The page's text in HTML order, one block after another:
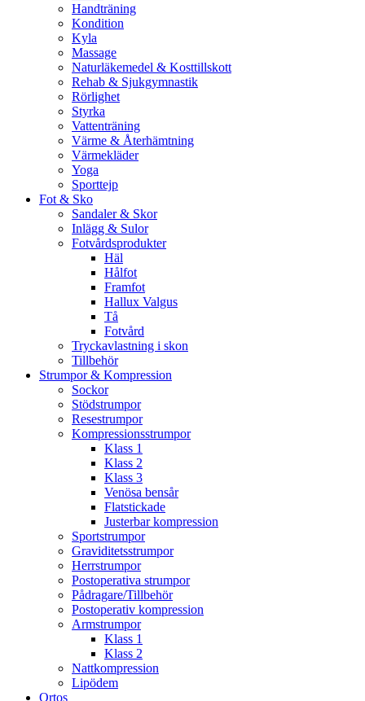
Handträning
Kondition
Kyla
Massage
Naturläkemedel & Kosttillskott
Rehab & Sjukgymnastik
Rörlighet
Styrka
Vattenträning
Värme & Återhämtning
Värmekläder
Yoga
Sporttejp
Fot & Sko
Sandaler & Skor
Inlägg & Sulor
Fotvårdsprodukter
Häl
Hålfot
Framfot
Hallux Valgus
Tå
Fotvård
Tryckavlastning i skon
Tillbehör
Strumpor & Kompression
Sockor
Stödstrumpor
Resestrumpor
Kompressionsstrumpor
Klass 1
Klass 2
Klass 3
Venösa bensår
Flatstickade
Justerbar kompression
Sportstrumpor
Graviditetsstrumpor
Herrstrumpor
Postoperativa strumpor
Pådragare/Tillbehör
Postoperativ kompression
Armstrumpor
Klass 1
Klass 2
Nattkompression
Lipödem
Ortos